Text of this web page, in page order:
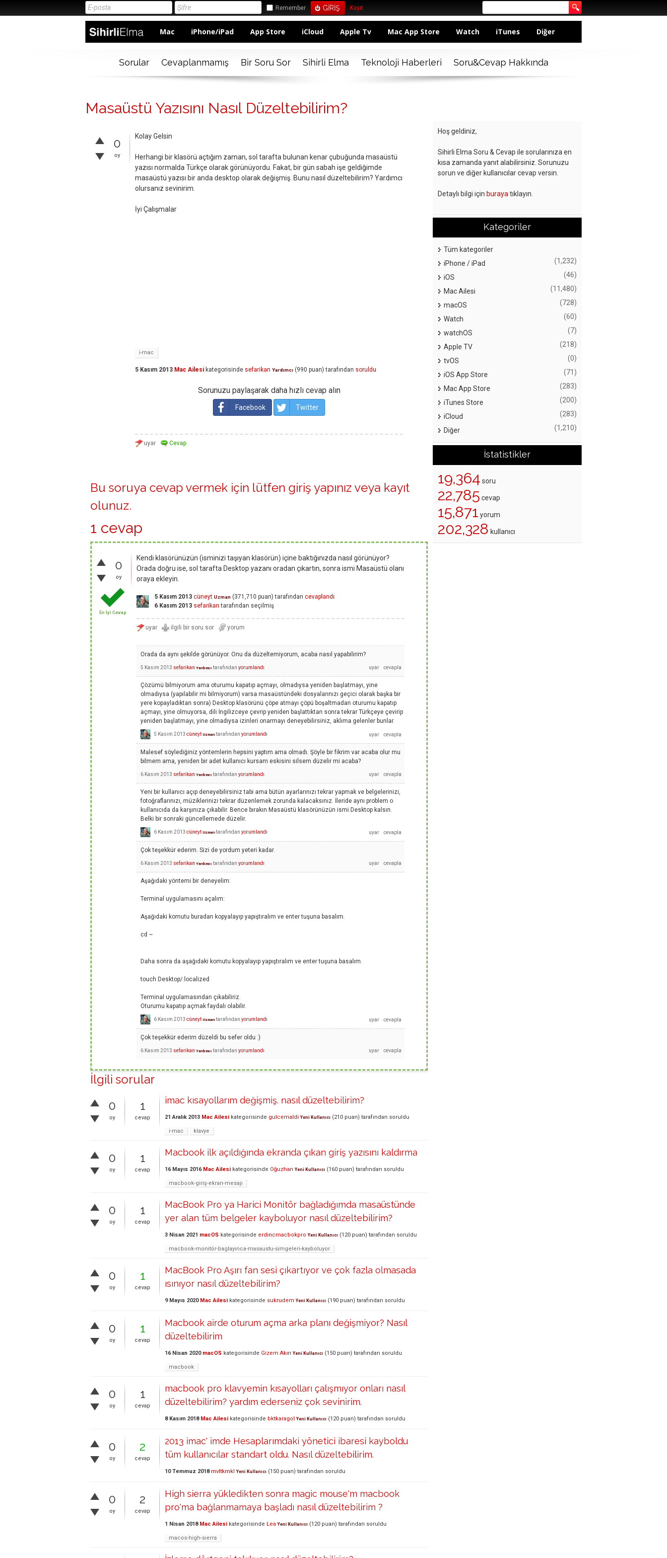
Remember Kayıt
Mac iPhone/iPad App Store iCloud Apple Tv Mac App Store Watch iTunes Diğer
Sorular Cevaplanmamış Bir Soru Sor Sihirli Elma Teknoloji Haberleri Soru&Cevap Hakkında
Masaüstü Yazısını Nasıl Düzeltebilirim?
0
oy
Kolay Gelsin
Herhangi bir klasörü açtığım zaman, sol tarafta bulunan kenar çubuğunda masaüstü
yazısı normalda Türkçe olarak görünüyordu. Fakat, bir gün sabah işe geldiğimde
masaüstü yazısı bir anda desktop olarak değişmiş. Bunu nasıl düzeltebilirim? Yardımcı
olursanız sevinirim.
İyi Çalışmalar
i-mac
5 Kasım 2013 Mac Ailesi kategorisinde sefarikan Yardımcı (990 puan) tarafından soruldu
Sorunuzu paylaşarak daha hızlı cevap alın
Facebook Twitter
Bu soruya cevap vermek için lütfen giriş yapınız veya kayıt
olunuz.
1 cevap
0
oy
En İyi Cevap
Kendi klasörünüzün (isminizi taşıyan klasörün) içine baktığınızda nasıl görünüyor?
Orada doğru ise, sol tarafta Desktop yazanı oradan çıkartın, sonra ismi Masaüstü olanı
oraya ekleyin.
5 Kasım 2013 cüneyt Uzman (371,710 puan) tarafından cevaplandı
6 Kasım 2013 sefarikan tarafından seçilmiş
Orada da aynı şekilde görünüyor. Onu da düzeltemiyorum, acaba nasıl yapabilirim?
5 Kasım 2013 sefarikan Yardımcı tarafından yorumlandı
Çözümü bilmiyorum ama oturumu kapatıp açmayı, olmadıysa yeniden başlatmayı, yine
olmadıysa (yapılabilir mi bilmiyorum) varsa masaüstündeki dosyalarınızı geçici olarak başka bir
yere kopayladıktan sonra) Desktop klasörünü çöpe atmayı çöpü boşaltmadan oturumu kapatıp
açmayı, yine olmuyorsa, dili İngilizceye çevrip yeniden başlattıktan sonra tekrar Türkçeye çevirip
yeniden başlatmayı, yine olmadıysa izinleri onarmayı deneyebilirsiniz, aklıma gelenler bunlar.
5 Kasım 2013 cüneyt Uzman tarafından yorumlandı
Malesef söylediğiniz yöntemlerin hepsini yaptım ama olmadı. Şöyle bir fikrim var acaba olur mu
bilmem ama, yeniden bir adet kullanıcı kursam eskisini silsem düzelir mi acaba?
6 Kasım 2013 sefarikan Yardımcı tarafından yorumlandı
Yeni bir kullanıcı açıp deneyebilirsiniz tabi ama bütün ayarlarınızı tekrar yapmak ve belgelerinizi,
fotoğraflarınızı, müziklerinizi tekrar düzenlemek zorunda kalacaksınız. İleride aynı problem o
kullanıcıda da karşınıza çıkabilir. Bence bırakın Masaüstü klasörünüzün ismi Desktop kalsın.
Belki bir sonraki güncellemede düzelir.
6 Kasım 2013 cüneyt Uzman tarafından yorumlandı
Çok teşekkür ederim. Sizi de yordum yeteri kadar.
6 Kasım 2013 sefarikan Yardımcı tarafından yorumlandı
Aşağıdaki yöntemi bir deneyelim:
Terminal uygulamasını açalım:
Aşağıdaki komutu buradan kopyalayıp yapıştıralım ve enter tuşuna basalım.
cd ~
Daha sonra da aşağıdaki komutu kopyalayıp yapıştıralım ve enter tuşuna basalım.
touch Desktop/.localized
Terminal uygulamasından çıkabiliriz.
Oturumu kapatıp açmak faydalı olabilir.
6 Kasım 2013 cüneyt Uzman tarafından yorumlandı
Çok teşekkür ederim düzeldi bu sefer oldu :)
6 Kasım 2013 sefarikan Yardımcı tarafından yorumlandı
İlgili sorular
0
oy
1
cevap
imac kısayollarım değişmiş. nasıl düzeltebilirim?
21 Aralık 2013 Mac Ailesi kategorisinde gulcemaldi Yeni Kullanıcı (210 puan) tarafından soruldu
i-mac klavye
0
oy
1
cevap
Macbook ilk açıldığında ekranda çıkan giriş yazısını kaldırma
16 Mayıs 2016 Mac Ailesi kategorisinde Oğuzhan Yeni Kullanıcı (160 puan) tarafından soruldu
macbook-giriş-ekran-mesajı
0
oy
1
cevap
MacBook Pro ya Harici Monitör bağladığımda masaüstünde
yer alan tüm belgeler kayboluyor nasıl düzeltebilirim?
3 Nisan 2021 macOS kategorisinde erdincmacbokpro Yeni Kullanıcı (120 puan) tarafından soruldu
macbook-monitör-baglayınca-masaustu-simgeleri-kayboluyor
0
oy
1
cevap
MacBook Pro Aşırı fan sesi çıkartıyor ve çok fazla olmasada
ısınıyor nasıl düzeltebilirim?
9 Mayıs 2020 Mac Ailesi kategorisinde sukrudem Yeni Kullanıcı (190 puan) tarafından soruldu
0
oy
1
cevap
Macbook airde oturum açma arka planı değişmiyor? Nasıl
düzeltebilirim
16 Nisan 2020 macOS kategorisinde Gizem Akın Yeni Kullanıcı (150 puan) tarafından soruldu
macbook
0
oy
1
cevap
macbook pro klavyemin kısayolları çalışmıyor onları nasıl
düzeltebilirim? yardım ederseniz çok sevinirim.
8 Kasım 2018 Mac Ailesi kategorisinde bktkaragol Yeni Kullanıcı (120 puan) tarafından soruldu
0
oy
2
cevap
2013 imac' imde Hesaplarımdaki yönetici ibaresi kayboldu
tüm kullanıcılar standart oldu. Nasıl düzeltebilirim.
10 Temmuz 2018 mvltkmkl Yeni Kullanıcı (150 puan) tarafından soruldu
0
oy
2
cevap
High sierra yükledikten sonra magic mouse'm macbook
pro'ma bağlanmamaya başladı nasıl düzeltebilirim ?
1 Nisan 2018 Mac Ailesi kategorisinde Lea Yeni Kullanıcı (120 puan) tarafından soruldu
macos-high-sierra
Hoş geldiniz,
Sihirli Elma Soru & Cevap ile sorularınıza en
kısa zamanda yanıt alabilirsiniz. Sorunuzu
sorun ve diğer kullanıcılar cevap versin.
Detaylı bilgi için buraya tıklayın.
Kategoriler
Tüm kategoriler
iPhone / iPad
(1,232)
iOS (46)
Mac Ailesi (11,480)
macOS (728)
Watch (60)
watchOS (7)
Apple TV (218)
tvOS (0)
iOS App Store (71)
Mac App Store (283)
iTunes Store (200)
iCloud (283)
Diğer (1,210)
İstatistikler
19,364 soru
22,785 cevap
15,871 yorum
202,328 kullanıcı